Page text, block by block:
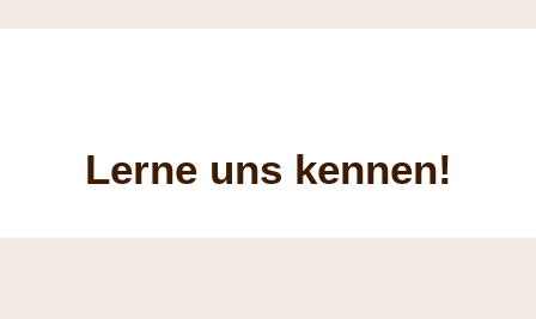
Lerne uns kennen!